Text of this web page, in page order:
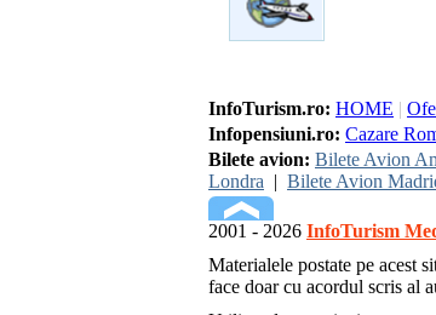
InfoTurism.ro: HOME |
Infopensiuni.ro: Cazare
Bilete avion: Bilete Avion
Londra | Bilete Avion
2001 - 2026 InfoTurism
Materialele postate pe acest
face doar cu acordul scris al